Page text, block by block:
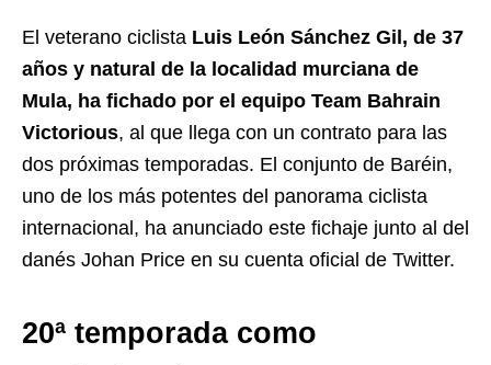
El veterano ciclista Luis León Sánchez Gil, de 37
años y natural de la localidad murciana de
Mula, ha fichado por el equipo Team Bahrain
Victorious, al que llega con un contrato para las
dos próximas temporadas. El conjunto de Baréin,
uno de los más potentes del panorama ciclista
internacional, ha anunciado este fichaje junto al del
danés Johan Price en su cuenta oficial de Twitter.
20ª temporada como